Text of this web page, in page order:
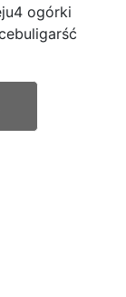
ogórki